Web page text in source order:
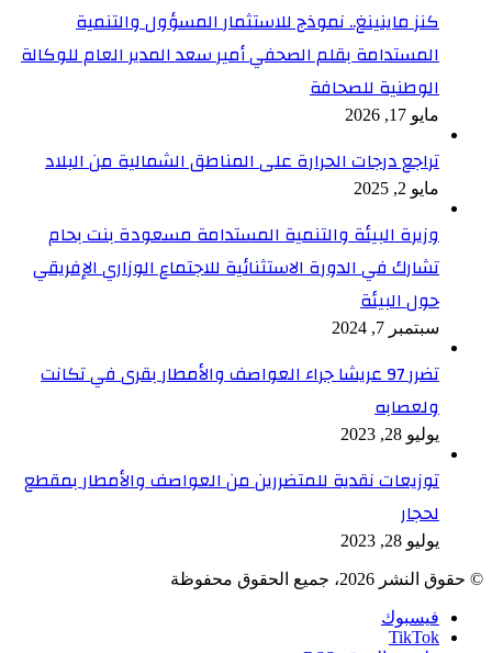
كنز ماينينغ.. نموذج للاستثمار المسؤول والتنمية
المستدامة بقلم الصحفي أمير سعد المدير العام للوكالة
الوطنية للصحافة
مايو 17, 2026
تراجع درجات الحرارة على المناطق الشمالية من البلاد
مايو 2, 2025
وزيرة البيئة والتنمية المستدامة مسعودة بنت بحام
تشارك في الدورة الاستثنائية للاجتماع الوزاري الإفريقي
حول البيئة
سبتمبر 7, 2024
تضرر 97 عريشا جراء العواصف والأمطار بقرى في تكانت
ولعصابه
يوليو 28, 2023
توزيعات نقدية للمتضررين من العواصف والأمطار بمقطع
لحجار
يوليو 28, 2023
© حقوق النشر 2026، جميع الحقوق محفوظة
فيسبوك
TikTok